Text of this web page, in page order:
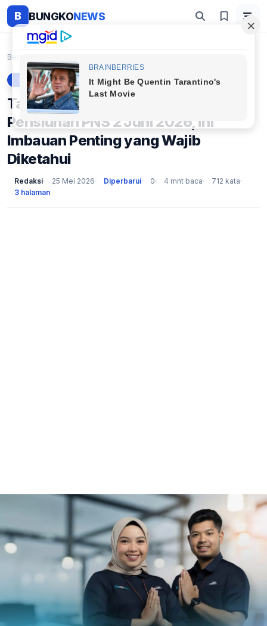
B BUNGKONEWS
Beranda
BERITA
Taspen Mulai Transfer Gaji ke-13
Pensiunan PNS 2 Juni 2026, Ini
Imbauan Penting yang Wajib
Diketahui
Redaksi 25 Mei 2026 Diperbarui 0 4 mnt baca
712 kata
3 halaman